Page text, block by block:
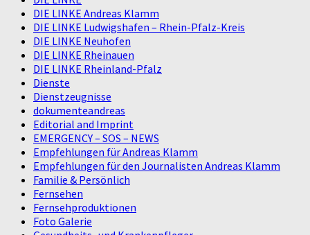
DIE LINKE Andreas Klamm
DIE LINKE Ludwigshafen – Rhein-Pfalz-Kreis
DIE LINKE Neuhofen
DIE LINKE Rheinauen
DIE LINKE Rheinland-Pfalz
Dienste
Dienstzeugnisse
dokumenteandreas
Editorial and Imprint
EMERGENCY – SOS – NEWS
Empfehlungen für Andreas Klamm
Empfehlungen für den Journalisten Andreas Klamm
Familie & Persönlich
Fernsehen
Fernsehproduktionen
Foto Galerie